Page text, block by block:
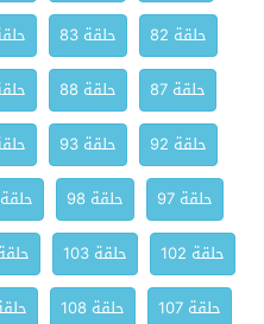
حلقة 82
حلقة 83 حلقة
حلقة 87
حلقة 88
حلقة 92
حلقة 93 حلقة
حلقة 97
حلقة 98 حلقة
حلقة 102
حلقة 103 حلقة
حلقة 107
حلقة 108 حلقة